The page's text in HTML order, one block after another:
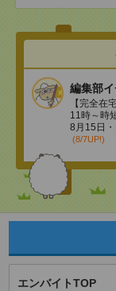
編集部
【完全在
11時～時
8月15日
(8/7UP!)
エンバイトTOP